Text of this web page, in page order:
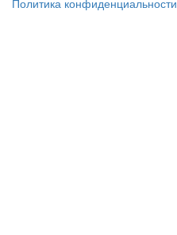
Политика конфиденциальности